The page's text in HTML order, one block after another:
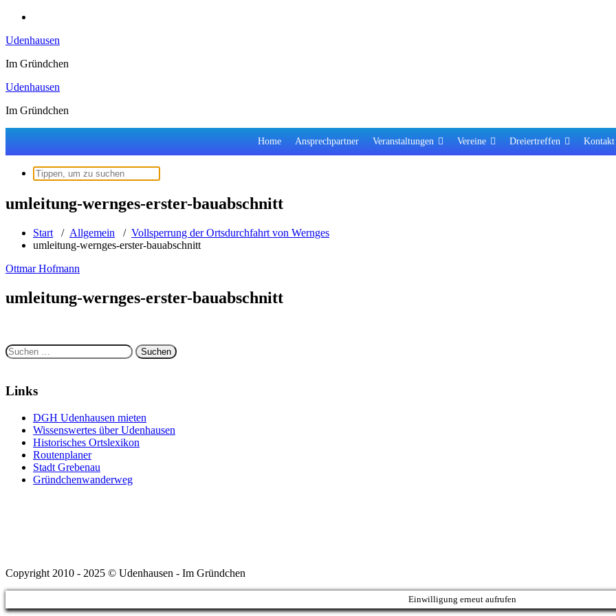
Zum
springen
Udenhausen
Im Gründchen
Udenhausen
Im Gründchen
Home Ansprechpartner Veranstaltungen Vereine Dreiertreffen Kontakt
Suchen
nach:
umleitung-wernges-erster-bauabschnitt
Start / Allgemein / Vollsperrung der Ortsdurchfahrt von Wernges
umleitung-wernges-erster-bauabschnitt
Ottmar Hofmann
umleitung-wernges-erster-bauabschnitt
Suchen
nach:
Links
DGH Udenhausen mieten
Wissenswertes über Udenhausen
Historisches Ortslexikon
Routenplaner
Stadt Grebenau
Gründchenwanderweg
Copyright 2010 - 2025 © Udenhausen - Im Gründchen
Einwilligung erneut aufrufen